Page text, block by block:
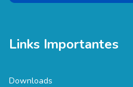
Links Importantes
Downloads